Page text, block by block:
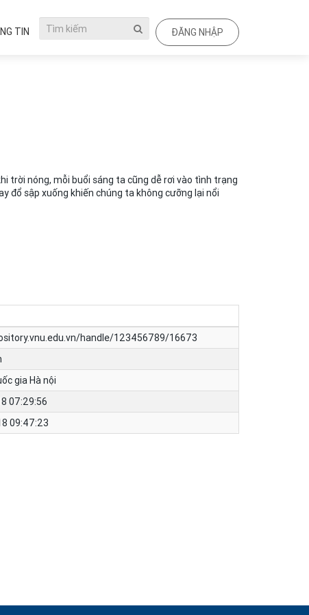
TIN ĐĂNG NHẬP
trời nóng, mỗi buổi sáng ta cũng dễ rơi vào tình trạng
đổ sập xuống khiến chúng ta không cưỡng lại nổi
handle/123456789/16673
gia Hà nội
07:29:56
09:47:23